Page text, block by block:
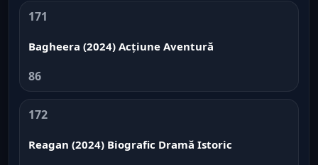
171
Bagheera (2024) Acțiune Aventură
86
172
Reagan (2024) Biografic Dramă Istoric